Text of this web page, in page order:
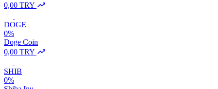
0,00 TRY
DOGE
0%
Doge Coin
0,00 TRY
SHIB
0%